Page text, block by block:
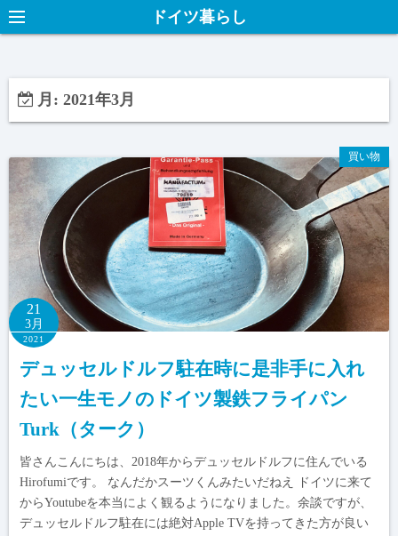
ドイツ暮らし
月: 2021年3月
買い物
21
3月
2021
デュッセルドルフ駐在時に是非手に入れ
たい一生モノのドイツ製鉄フライパン
Turk（ターク）
皆さんこんにちは、2018年からデュッセルドルフに住んでいる
Hirofumiです。 なんだかスーツくんみたいだねえ ドイツに来て
からYoutubeを本当によく観るようになりました。余談ですが、
デュッセルドルフ駐在には絶対Apple TVを持ってきた方が良い